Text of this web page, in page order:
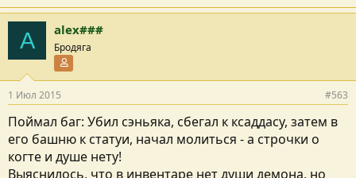
A alex###
Бродяга
1 Июл 2015 #563
Поймал баг: Убил сэньяка, сбегал к ксаддасу, затем в
его башню к статуи, начал молиться - а строчки о
когте и душе нету!
Выяснилось, что в инвентаре нет души демона, но